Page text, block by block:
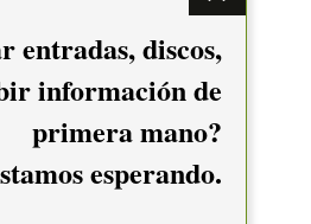
entradas, discos,
información de
primera mano?
esperando.